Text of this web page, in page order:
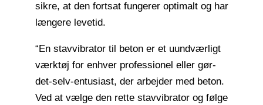
sikre, at den fortsat fungerer optimalt og har
længere levetid.
“En stavvibrator til beton er et uundværligt
værktøj for enhver professionel eller gør-
det-selv-entusiast, der arbejder med beton.
Ved at vælge den rette stavvibrator og følge